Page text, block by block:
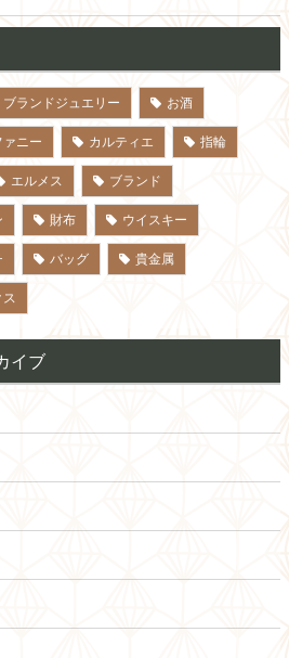
ブランドジュエリー お酒
ァニー カルティエ 指輪
エルメス ブランド
財布 ウイスキー
バッグ 貴金属
ス
イブ